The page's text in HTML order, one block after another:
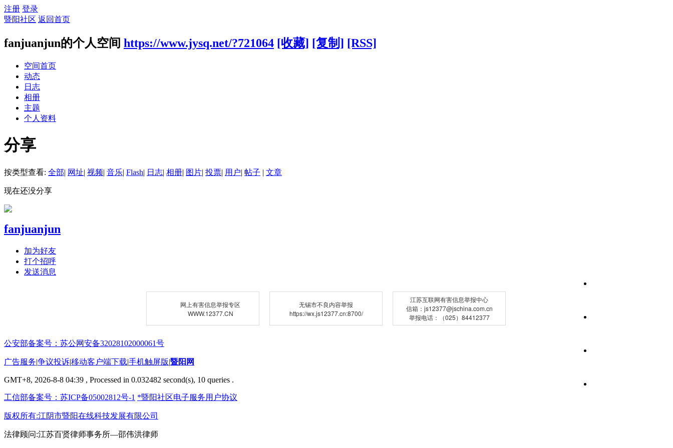
注册 登录
暨阳社区 返回首页
fanjuanjun的个人空间 https://www.jysq.net/?721064 [收藏] [复制] [RSS]
空间首页
动态
日志
相册
主题
个人资料
分享
按类型查看: 全部| 网址| 视频| 音乐| Flash| 日志| 相册| 图片| 投票| 用户| 帖子 | 文章
现在还没分享
fanjuanjun
加为好友
打个招呼
发送消息
网上有害信息举报专区
WWW.12377.CN
无锡市不良内容举报
https://wx.js12377.cn:8700/
江苏互联网有害信息举报中心
信箱：js12377@jschina.com.cn
举报电话：（025）84412377
公安部备案号：苏公网安备32028102000061号
广告服务|争议投诉|移动客户端下载|手机触屏版|暨阳网
GMT+8, 2026-8-8 04:39 , Processed in 0.032482 second(s), 10 queries .
工信部备案号：苏ICP备05002812号-1 *暨阳社区电子服务用户协议
版权所有:江阴市暨阳在线科技发展有限公司
法律顾问:江苏百贤律师事务所—邵伟洪律师